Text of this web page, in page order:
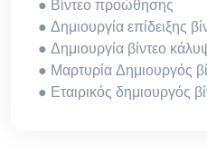
● Βίντεο προώθησης
● Δημιουργία επίδειξης
● Δημιουργία βίντεο
● Μαρτυρία Δημιουργός
● Εταιρικός δημιουργός